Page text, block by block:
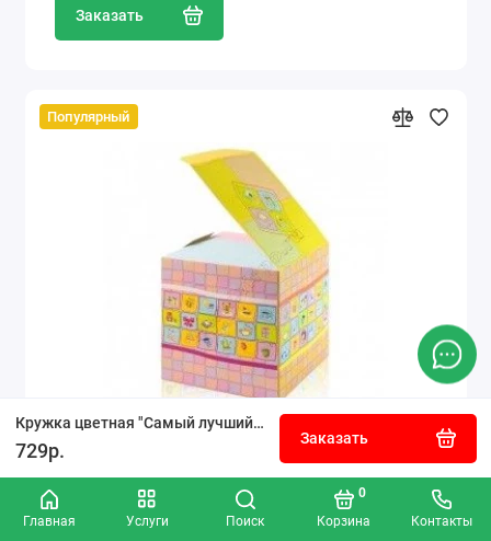
Главная Услуги Поиск Корзина
0
Контакты
Кружка цветная "Самый лучший муж" №162
729р.
Заказать
Заказать
Популярный
Коробка для кружки подарочная розовая